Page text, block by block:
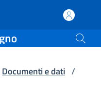
scheda).
Documenti e dati /